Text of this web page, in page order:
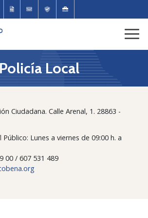
Policía Local
Ciudadana. Calle Arenal, 1. 28863 -
Lunes a viernes de 09:00 h. a
00 / 607 531 489